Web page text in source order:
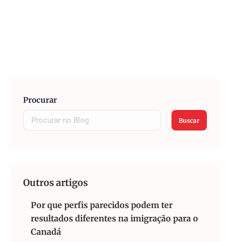
Procurar
Buscar
Outros artigos
Por que perfis parecidos podem ter
resultados diferentes na imigração para o
Canadá